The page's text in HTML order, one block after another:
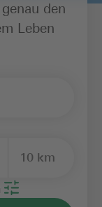
den
Leben
10 km